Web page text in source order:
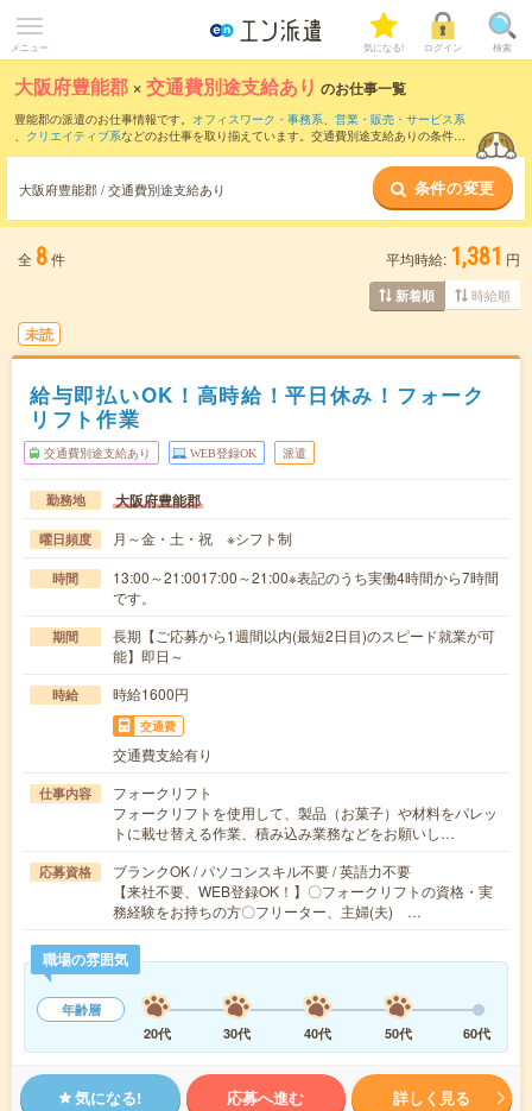
メニュー 気になる! ログイン 検索
大阪府豊能郡 ×交通費別途支給あり のお仕事一覧
豊能郡の派遣のお仕事情報です。 オフィスワーク・事務系、 営業・販売・サービス系
、 クリエイティブ系などのお仕事を取り揃えています。交通費別途支給ありの条件の
大阪府豊能郡 / 交通費別途支給あり 条件の変更
全 8件 平均時給: 1,381 円
新着順 時給順
未読
給与即払いOK！高時給！平日休み！フォーク
リフト作業
交通費別途支給あり WEB登録OK 派遣
勤務地 大阪府豊能郡
曜日頻度 月～金・土・祝 ※シフト制
時間
13:00～21:0017:00～21:00※表記のうち実働4時間から7時間
です。
期間
長期【ご応募から1週間以内(最短2日目)のスピード就業が可
能】即日～
時給 時給1600円
交通費
交通費支給有り
仕事内容
フォークリフト
フォークリフトを使用して、製品（お菓子）や材料をパレッ
トに載せ替える作業、積み込み業務などをお願いし…
応募資格
ブランクOK / パソコンスキル不要 / 英語力不要
【来社不要、WEB登録OK！】〇フォークリフトの資格・実
務経験をお持ちの方〇フリーター、主婦(夫) …
職場の雰囲気
年齢層
20代
30代 40代 50代 60代
気になる! 応募へ進む 詳しく見る